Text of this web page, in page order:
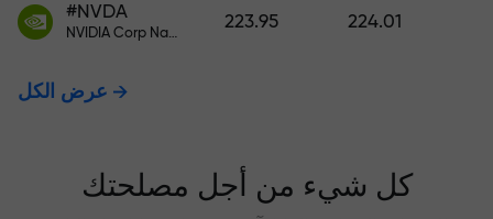
#NVDA
NVIDIA Corp Nasdaq Stock Exchange (Nasdaq) USD
223.95 224.01
عرض الكل
كل شيء من أجل مصلحتك